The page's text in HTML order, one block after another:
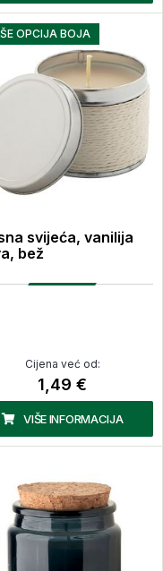
OPCIJA BOJA
svijeća, vanilija
bež
Cijena već od:
1,49 €
VIŠE INFORMACIJA